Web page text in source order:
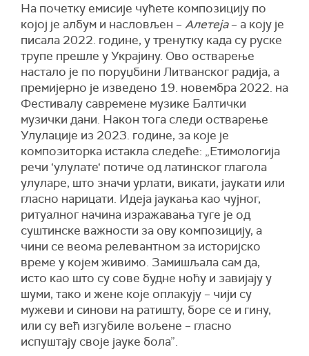
На почетку емисије чућете композицију по
којој је албум и насловљен – Алетеја– а коју је
писала 2022. године, у тренутку када су руске
трупе прешле у Украјину. Ово остварење
настало је по поруџбини Литванског радија, а
премијерно је изведено 19. новембра 2022. на
Фестивалу савремене музике Балтички
музички дани. Након тога следи остварење
Улулације из 2023. године, за које је
композиторка истакла следеће: „Етимологија
речи ‘улулате‘ потиче од латинског глагола
улуларе, што значи урлати, викати, јаукати или
гласно нарицати. Идеја јаукања као чујног,
ритуалног начина изражавања туге је од
суштинске важности за ову композицију, а
чини се веома релевантном за историјско
време у којем живимо. Замишљала сам да,
исто као што су сове будне ноћу и завијају у
шуми, тако и жене које оплакују – чији су
мужеви и синови на ратишту, боре се и гину,
или су већ изгубиле вољене – гласно
испуштају своје јауке бола”.